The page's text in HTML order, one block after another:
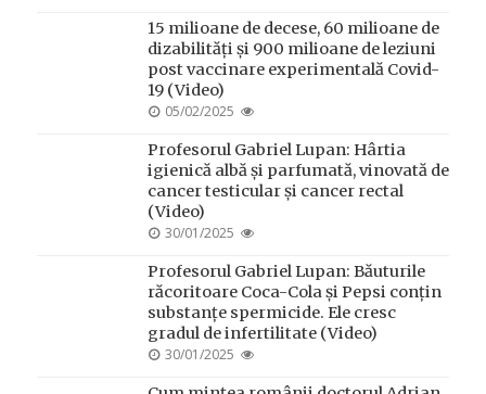
15 milioane de decese, 60 milioane de
dizabilități și 900 milioane de leziuni
post vaccinare experimentală Covid-
19 (Video)
POSTED
05/02/2025
Profesorul Gabriel Lupan: Hârtia
igienică albă și parfumată, vinovată de
cancer testicular și cancer rectal
(Video)
POSTED
30/01/2025
Profesorul Gabriel Lupan: Băuturile
răcoritoare Coca-Cola și Pepsi conțin
substanțe spermicide. Ele cresc
gradul de infertilitate (Video)
POSTED
30/01/2025